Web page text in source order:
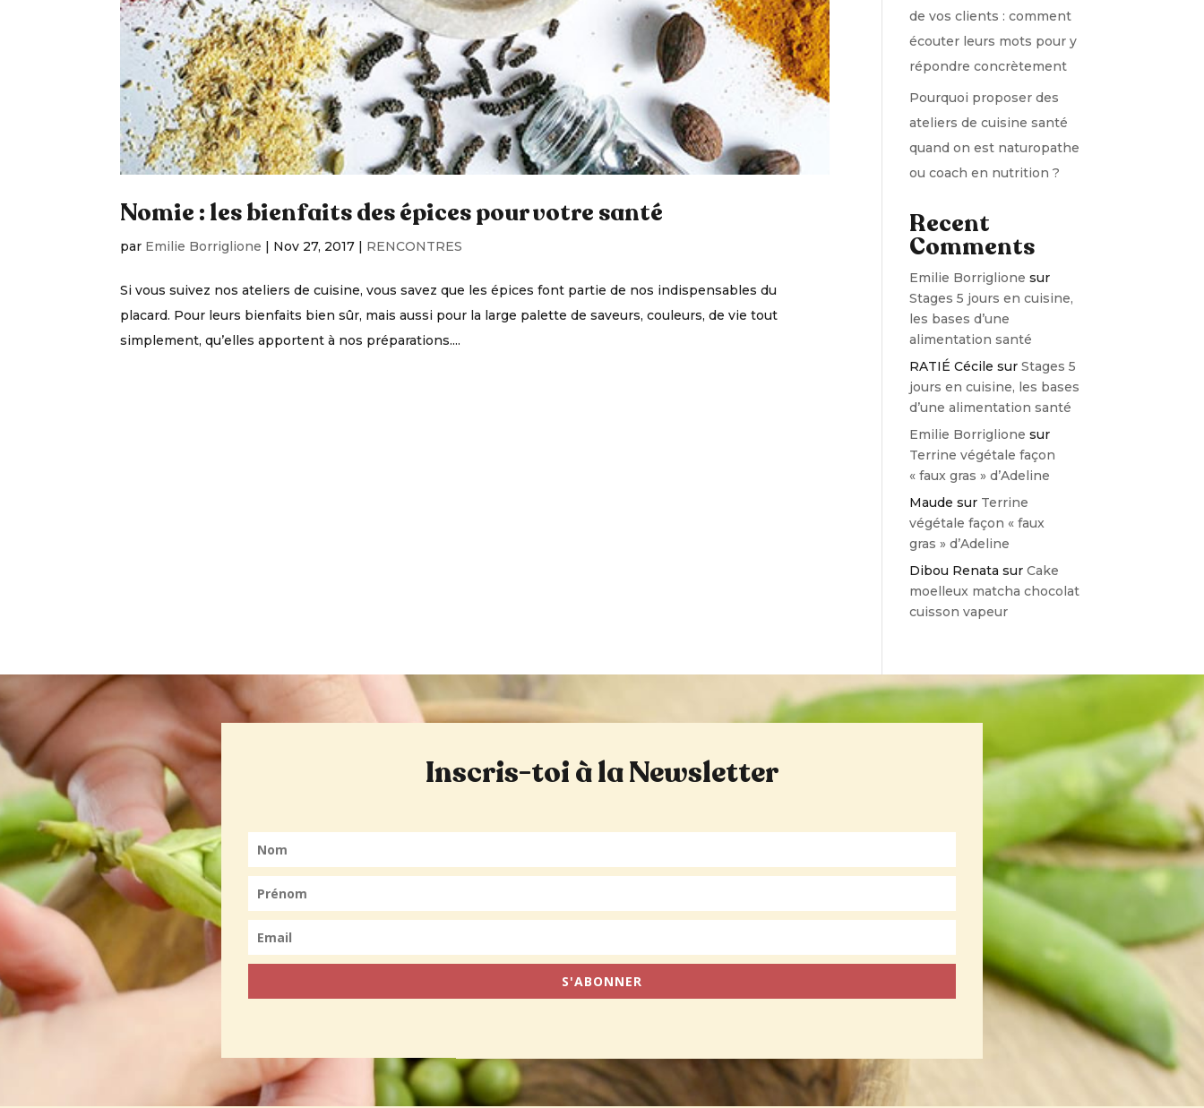
Nomie : les bienfaits des épices pour votre santé
par Emilie Borriglione | Nov 27, 2017 | RENCONTRES
Si vous suivez nos ateliers de cuisine, vous savez que les épices font partie de nos indispensables du
placard. Pour leurs bienfaits bien sûr, mais aussi pour la large palette de saveurs, couleurs, de vie tout
simplement, qu’elles apportent à nos préparations....
de vos clients : comment
écouter leurs mots pour y
répondre concrètement
Pourquoi proposer des
ateliers de cuisine santé
quand on est naturopathe
ou coach en nutrition ?
Recent
Comments
Emilie Borriglione sur
Stages 5 jours en cuisine,
les bases d’une
alimentation santé
RATIÉ Cécile surStages 5
jours en cuisine, les bases
d’une alimentation santé
Emilie Borriglione sur
Terrine végétale façon
« faux gras » d’Adeline
Maude sur Terrine
végétale façon « faux
gras » d’Adeline
Dibou Renata surCake
moelleux matcha chocolat
cuisson vapeur
Inscris-toi à la Newsletter
S'ABONNER